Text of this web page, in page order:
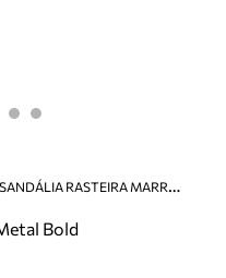
S
ANDÁLIA RASTEIRA MARROM COURO METAL BOLD
Bold